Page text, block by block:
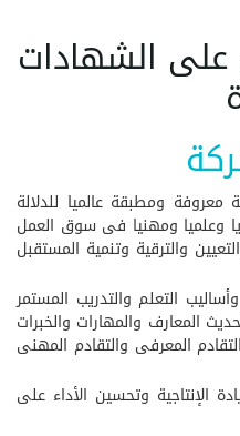
على الشهادات
ومطبقة عالميا للدلالة
وعلميا ومهنيا فى سوق العمل
والترقية وتنمية المستقبل
التعلم والتدريب المستمر
المعارف والمهارات والخبرات
المعرفى والتقادم المهنى
الإنتاجية وتحسين الأداء على